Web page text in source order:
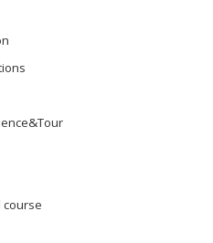
course